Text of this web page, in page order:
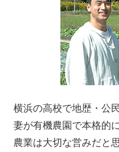
横浜の高校で地歴・公
妻が有機農園で本格的
農業は大切な営みだと